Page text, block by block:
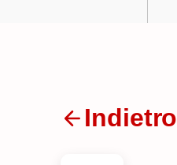
Indietro